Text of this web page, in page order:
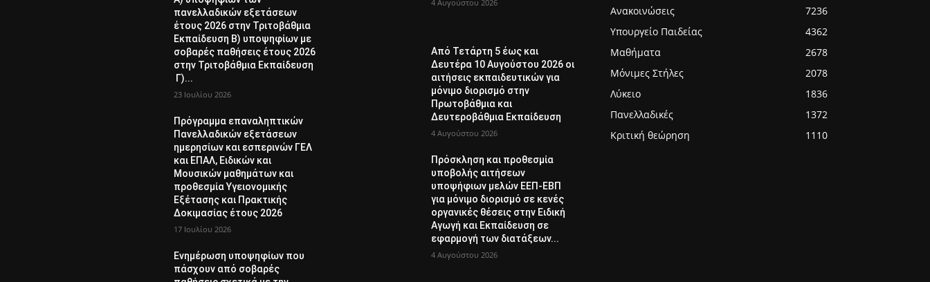
πανελλαδικών εξετάσεων
έτους 2026 στην Τριτοβάθμια
Εκπαίδευση Β) υποψηφίων με
σοβαρές παθήσεις έτους 2026
στην Τριτοβάθμια Εκπαίδευση
Γ)...
23 Ιουλίου 2026
Πρόγραμμα επαναληπτικών
Πανελλαδικών εξετάσεων
ημερησίων και εσπερινών ΓΕΛ
και ΕΠΑΛ, Ειδικών και
Μουσικών μαθημάτων και
προθεσμία Υγειονομικής
Εξέτασης και Πρακτικής
Δοκιμασίας έτους 2026
17 Ιουλίου 2026
Ενημέρωση υποψηφίων που
πάσχουν από σοβαρές
4 Αυγούστου 2026
Από Τετάρτη 5 έως και
Δευτέρα 10 Αυγούστου 2026 οι
αιτήσεις εκπαιδευτικών για
μόνιμο διορισμό στην
Πρωτοβάθμια και
Δευτεροβάθμια Εκπαίδευση
4 Αυγούστου 2026
Πρόσκληση και προθεσμία
υποβολής αιτήσεων
υποψήφιων μελών ΕΕΠ-ΕΒΠ
για μόνιμο διορισμό σε κενές
οργανικές θέσεις στην Ειδική
Αγωγή και Εκπαίδευση σε
εφαρμογή των διατάξεων...
4 Αυγούστου 2026
Ανακοινώσεις
7236
Υπουργείο Παιδείας
4362
Μαθήματα
2678
Μόνιμες Στήλες
2078
Λύκειο
1836
Πανελλαδικές
1372
Κριτική θεώρηση
1110